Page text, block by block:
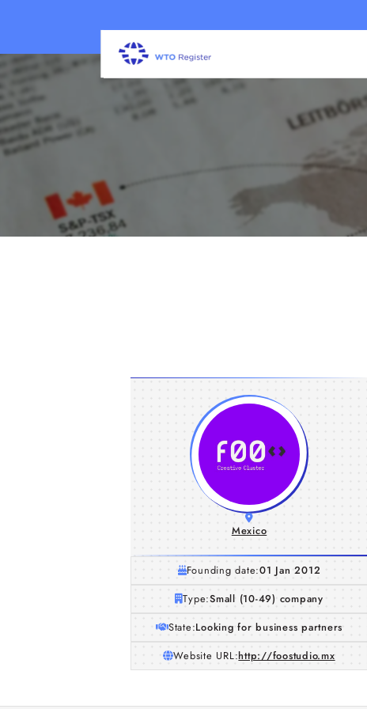
Mexico
Founding date:01 Jan 2012
Type:Small (10-49) company
State:Looking for business partners
Website URL:http://foostudio.mx